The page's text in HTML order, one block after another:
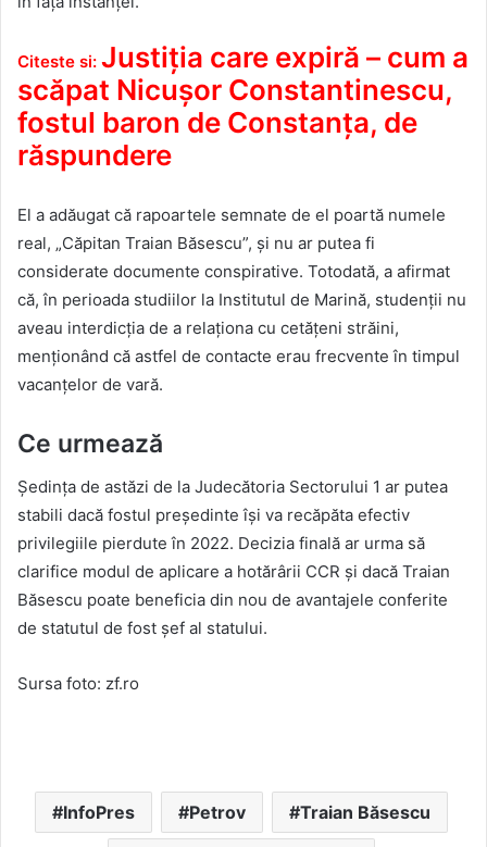
Citeste si: Justiția care expiră – cum a
scăpat Nicușor Constantinescu,
fostul baron de Constanța, de
răspundere
El a adăugat că rapoartele semnate de el poartă numele
real, „Căpitan Traian Băsescu”, și nu ar putea fi
considerate documente conspirative. Totodată, a afirmat
că, în perioada studiilor la Institutul de Marină, studenții nu
aveau interdicția de a relaționa cu cetățeni străini,
menționând că astfel de contacte erau frecvente în timpul
vacanțelor de vară.
Ce urmează
Ședința de astăzi de la Judecătoria Sectorului 1 ar putea
stabili dacă fostul președinte își va recăpăta efectiv
privilegiile pierdute în 2022. Decizia finală ar urma să
clarifice modul de aplicare a hotărârii CCR și dacă Traian
Băsescu poate beneficia din nou de avantajele conferite
de statutul de fost șef al statului.
Sursa foto: zf.ro
InfoPres Petrov Traian Băsescu